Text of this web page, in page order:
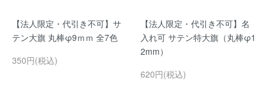
【法人限定・代引き不可】サ
テン大旗 丸棒φ9ｍｍ 全7色
350円(税込)
【法人限定・代引き不可】名
入れ可 サテン特大旗（丸棒φ1
2mm）
620円(税込)